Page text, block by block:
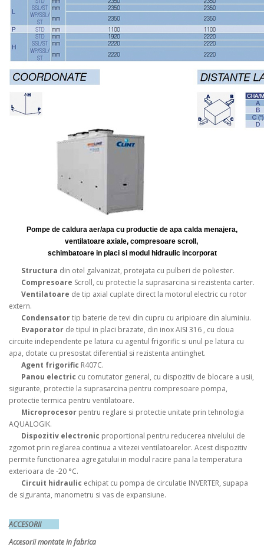
Pompe de caldura aer/apa cu productie de apa calda menajera,
ventilatoare axiale, compresoare scroll,
schimbatoare in placi si modul hidraulic incorporat
Structura din otel galvanizat, protejata cu pulberi de poliester.
Compresoare Scroll, cu protectie la suprasarcina si rezistenta carter.
Ventilatoare de tip axial cuplate direct la motorul electric cu rotor
extern.
Condensatortip baterie de tevi din cupru cu aripioare din aluminiu.
Evaporator de tipul in placi brazate, din inox AISI 316 , cu doua
circuite independente pe latura cu agentul frigorific si unul pe latura cu
apa, dotate cu presostat diferential si rezistenta antiinghet.
Agent frigorific R407C.
Panou electric cu comutator general, cu dispozitiv de blocare a usii,
sigurante, protectie la suprasarcina pentru compresoare pompa,
protectie termica pentru ventilatoare.
Microprocesor pentru reglare si protectie unitate prin tehnologia
AQUALOGIK.
Dispozitiv electronic proportional pentru reducerea nivelului de
zgomot prin reglarea continua a vitezei ventilatoarelor. Acest dispozitiv
permite functionarea agregatului in modul racire pana la temperatura
exterioara de -20 °C.
Circuit hidraulic echipat cu pompa de circulatie INVERTER, supapa
de siguranta, manometru si vas de expansiune.
ACCESORII
Accesorii montate in fabrica